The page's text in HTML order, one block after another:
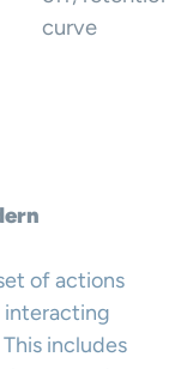
curve
of actions
interacting
includes